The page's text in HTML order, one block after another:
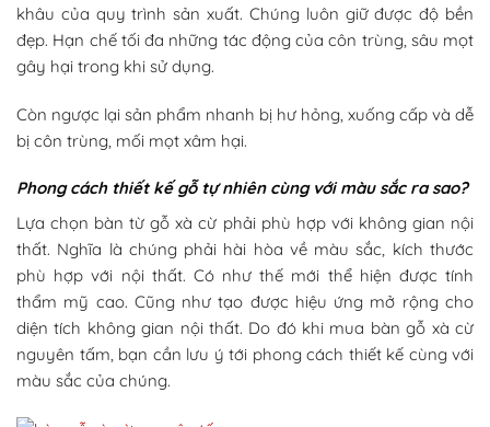
khâu của quy trình sản xuất. Chúng luôn giữ được độ bền
đẹp. Hạn chế tối đa những tác động của côn trùng, sâu mọt
gây hại trong khi sử dụng.
Còn ngược lại sản phẩm nhanh bị hư hỏng, xuống cấp và dễ
bị côn trùng, mối mọt xâm hại.
Phong cách thiết kế gỗ tự nhiên cùng với màu sắc ra sao?
Lựa chọn bàn từ gỗ xà cừ phải phù hợp với không gian nội
thất. Nghĩa là chúng phải hài hòa về màu sắc, kích thước
phù hợp với nội thất. Có như thế mới thể hiện được tính
thẩm mỹ cao. Cũng như tạo được hiệu ứng mở rộng cho
diện tích không gian nội thất. Do đó khi mua bàn gỗ xà cừ
nguyên tấm, bạn cần lưu ý tới phong cách thiết kế cùng với
màu sắc của chúng.